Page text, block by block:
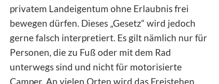
privatem Landeigentum ohne Erlaubnis frei
bewegen dürfen. Dieses „Gesetz“ wird jedoch
gerne falsch interpretiert. Es gilt nämlich nur für
Personen, die zu Fuß oder mit dem Rad
unterwegs sind und nicht für motorisierte
Camper. An vielen Orten wird das Freistehen